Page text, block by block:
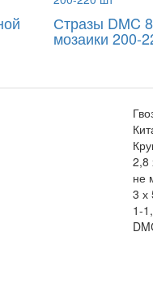
Стразы DMC
мозаики 200-
2,8
не
3 х
1-